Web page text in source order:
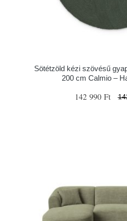
Sötétzöld kézi szövésű
200 cm Calmio –
142 990 Ft